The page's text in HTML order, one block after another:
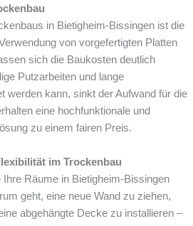
in Bietigheim-Bissingen ist die
von vorgefertigten Platten
sich die Baukosten deutlich
Putzarbeiten und lange
werden kann, sinkt der Aufwand für die
eine hochfunktionale und
zu einem fairen Preis.
im Trockenbau
Räume in Bietigheim-Bissingen
geht, eine neue Wand zu ziehen,
abgehängte Decke zu installieren –